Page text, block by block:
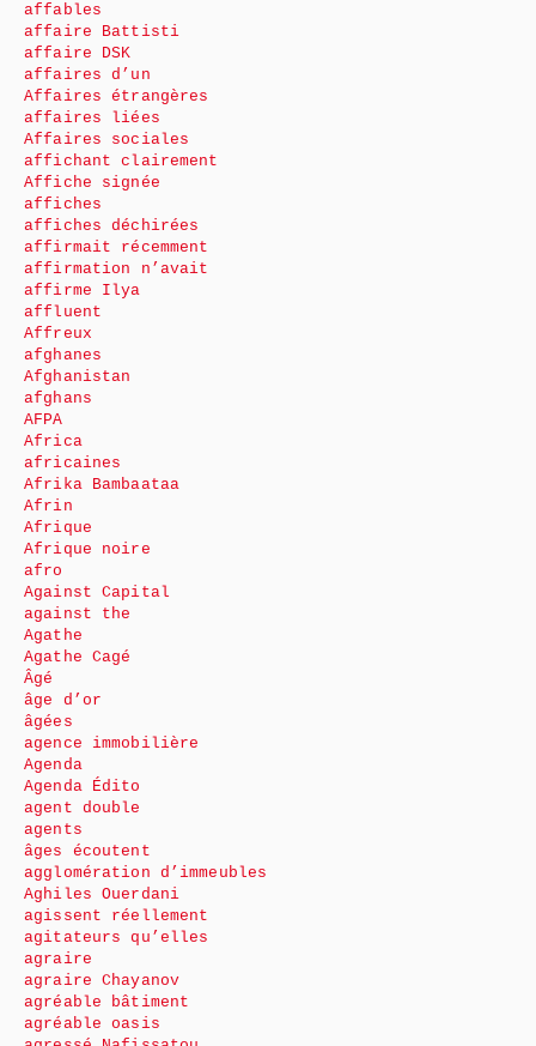
affables
affaire Battisti
affaire DSK
affaires d’un
Affaires étrangères
affaires liées
Affaires sociales
affichant clairement
Affiche signée
affiches
affiches déchirées
affirmait récemment
affirmation n’avait
affirme Ilya
affluent
Affreux
afghanes
Afghanistan
afghans
AFPA
Africa
africaines
Afrika Bambaataa
Afrin
Afrique
Afrique noire
afro
Against Capital
against the
Agathe
Agathe Cagé
Âgé
âge d’or
âgées
agence immobilière
Agenda
Agenda Édito
agent double
agents
âges écoutent
agglomération d’immeubles
Aghiles Ouerdani
agissent réellement
agitateurs qu’elles
agraire
agraire Chayanov
agréable bâtiment
agréable oasis